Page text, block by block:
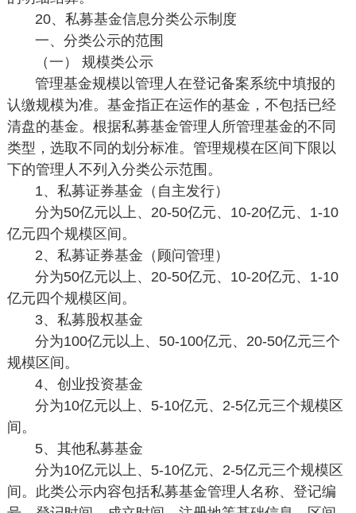
20、私募基金信息分类公示制度
一、分类公示的范围
（一） 规模类公示
管理基金规模以管理人在登记备案系统中填报的
认缴规模为准。基金指正在运作的基金，不包括已经
清盘的基金。根据私募基金管理人所管理基金的不同
类型，选取不同的划分标准。管理规模在区间下限以
下的管理人不列入分类公示范围。
1、私募证券基金（自主发行）
分为50亿元以上、20-50亿元、10-20亿元、1-10
亿元四个规模区间。
2、私募证券基金（顾问管理）
分为50亿元以上、20-50亿元、10-20亿元、1-10
亿元四个规模区间。
3、私募股权基金
分为100亿元以上、50-100亿元、20-50亿元三个
规模区间。
4、创业投资基金
分为10亿元以上、5-10亿元、2-5亿元三个规模区
间。
5、其他私募基金
分为10亿元以上、5-10亿元、2-5亿元三个规模区
间。此类公示内容包括私募基金管理人名称、登记编